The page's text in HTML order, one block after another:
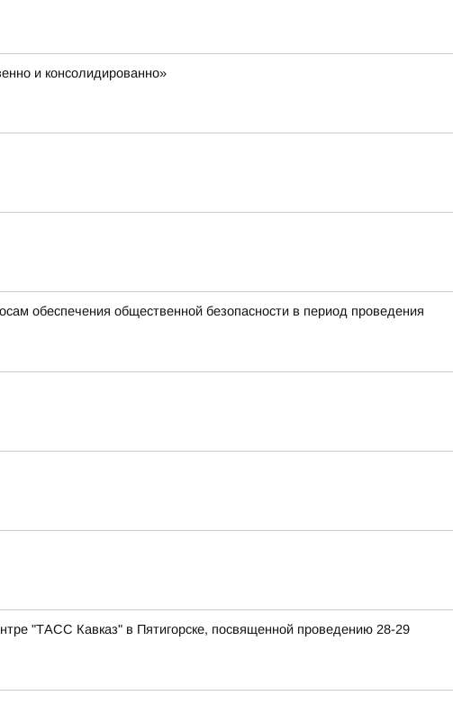
и консолидированно»
обеспечения общественной безопасности в период проведения
"ТАСС Кавказ" в Пятигорске, посвященной проведению 28-29